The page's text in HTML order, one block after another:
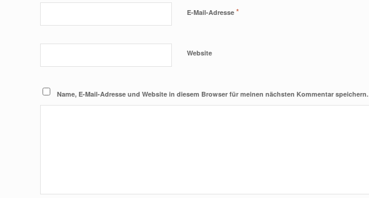
E-Mail-Adresse *
Website
Name, E-Mail-Adresse und Website in diesem Browser für meinen nächsten Kommentar speichern.